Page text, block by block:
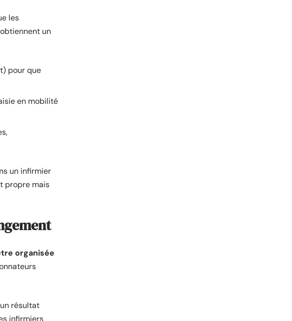
les
un
pour que
en mobilité
un infirmier
propre mais
organisée
résultat
infirmiers